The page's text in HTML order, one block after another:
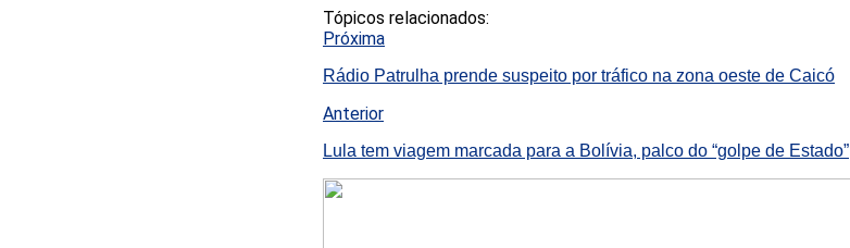
Tópicos relacionados:
Próxima
Rádio Patrulha prende suspeito por tráfico na zona oeste de Caicó
Anterior
Lula tem viagem marcada para a Bolívia, palco do “golpe de Estado”